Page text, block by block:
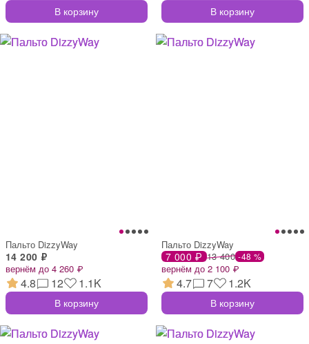
В корзину В корзину
Пальто DizzyWay
14 200 ₽
вернём до 4 260 ₽
4.8 12 1.1K
В корзину
Пальто DizzyWay
7 000 ₽ 13 400 -48 %
вернём до 2 100 ₽
4.7 7 1.2K
В корзину